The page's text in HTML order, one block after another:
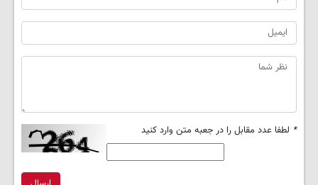
* لطفا عدد مقابل را در جعبه متن وارد کنید